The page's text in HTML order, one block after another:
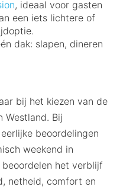
, ideaal voor gasten
een iets lichtere of
dak: slapen, dineren
bij het kiezen van de
Westland. Bij
beoordelingen
weekend in
het verblijf
netheid, comfort en